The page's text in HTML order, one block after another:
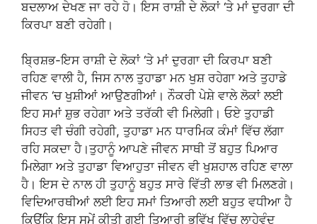
ਬਦਲਾਅ ਦੇਖਣ ਜਾ ਰਹੇ ਹੋ। ਇਸ ਰਾਸ਼ੀ ਦੇ ਲੋਕਾਂ ‘ਤੇ ਮਾਂ ਦੁਰਗਾ ਦੀ
ਕਿਰਪਾ ਬਣੀ ਰਹੇਗੀ।
ਬ੍ਰਿਸ਼ਭ-ਇਸ ਰਾਸ਼ੀ ਦੇ ਲੋਕਾਂ ‘ਤੇ ਮਾਂ ਦੁਰਗਾ ਦੀ ਕਿਰਪਾ ਬਣੀ
ਰਹਿਣ ਵਾਲੀ ਹੈ, ਜਿਸ ਨਾਲ ਤੁਹਾਡਾ ਮਨ ਖੁਸ਼ ਰਹੇਗਾ ਅਤੇ ਤੁਹਾਡੇ
ਜੀਵਨ ‘ਚ ਖੁਸ਼ੀਆਂ ਆਉਣਗੀਆਂ। ਨੌਕਰੀ ਪੇਸ਼ੇ ਵਾਲੇ ਲੋਕਾਂ ਲਈ
ਇਹ ਸਮਾਂ ਸ਼ੁਭ ਰਹੇਗਾ ਅਤੇ ਤਰੱਕੀ ਵੀ ਮਿਲੇਗੀ। ਓਏ ਤੁਹਾਡੀ
ਸਿਹਤ ਵੀ ਚੰਗੀ ਰਹੇਗੀ, ਤੁਹਾਡਾ ਮਨ ਧਾਰਮਿਕ ਕੰਮਾਂ ਵਿੱਚ ਲੱਗਾ
ਰਹਿ ਸਕਦਾ ਹੈ।ਤੁਹਾਨੂੰ ਆਪਣੇ ਜੀਵਨ ਸਾਥੀ ਤੋਂ ਬਹੁਤ ਪਿਆਰ
ਮਿਲੇਗਾ ਅਤੇ ਤੁਹਾਡਾ ਵਿਆਹੁਤਾ ਜੀਵਨ ਵੀ ਖੁਸ਼ਹਾਲ ਰਹਿਣ ਵਾਲਾ
ਹੈ। ਇਸ ਦੇ ਨਾਲ ਹੀ ਤੁਹਾਨੂੰ ਬਹੁਤ ਸਾਰੇ ਵਿੱਤੀ ਲਾਭ ਵੀ ਮਿਲਣਗੇ।
ਵਿਦਿਆਰਥੀਆਂ ਲਈ ਇਹ ਸਮਾਂ ਤਿਆਰੀ ਲਈ ਬਹੁਤ ਵਧੀਆ ਹੈ
ਕਿਉਂਕਿ ਇਸ ਸਮੇਂ ਕੀਤੀ ਗਈ ਤਿਆਰੀ ਭਵਿੱਖ ਵਿੱਚ ਲਾਹੇਵੰਦ